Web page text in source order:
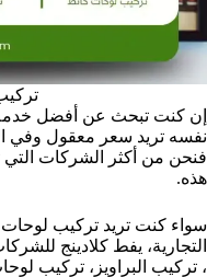
إن كنت تبحث عن أفضل
نفسه تريد سعر معقول وفي
فنحن من أكثر الشركات
هذه.
سواء كنت تريد تركيب لوحات
التجارية، يفط كلادينج
، تركيب البراويز، تركيب